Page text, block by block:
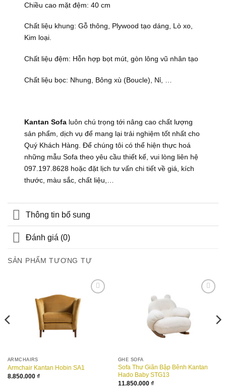
Chiều cao mặt đệm: 40 cm
Chất liệu khung: Gỗ thông, Plywood tạo dáng, Lò xo,
Kim loại.
Chất liệu đệm: Hỗn hợp bọt mút, gòn lông vũ nhân tạo
Chất liệu bọc: Nhung, Bông xù (Boucle), Nỉ, …
Kantan Sofa luôn chú trọng tới nâng cao chất lượng
sản phẩm, dịch vụ để mang lại trải nghiệm tốt nhất cho
Quý Khách Hàng. Để chúng tôi có thể hiện thực hoá
những mẫu Sofa theo yêu cầu thiết kế, vui lòng liên hệ
097.197.8628 hoặc đặt lịch tư vấn chi tiết về giá, kích
thước, màu sắc, chất liệu,…
Thông tin bổ sung
Đánh giá (0)
SẢN PHẨM TƯƠNG TỰ
ARMCHAIRS
Armchair Kantan Hobin SA1
8.850.000 ₫
GHẾ SOFA
Sofa Thư Giãn Bập Bênh Kantan
Hado Baby STG13
11.850.000 ₫